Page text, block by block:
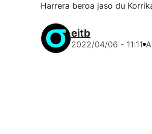
Harrera beroa jaso du
eitb
2022/04/06 - 11:11